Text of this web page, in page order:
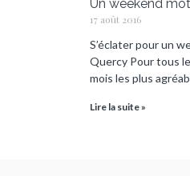
Un weekend
17 août 2016
S’éclater pour un
Quercy Pour tous
mois les plus
Lire la suite »